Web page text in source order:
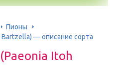
Пионы
— описание сорта
Itoh